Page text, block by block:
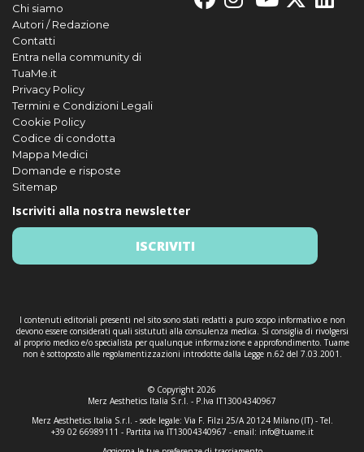
Chi siamo
Autori / Redazione
Contatti
Entra nella community di
TuaMe.it
Privacy Policy
Termini e Condizioni Legali
Cookie Policy
Codice di condotta
Mappa Medici
Domande e risposte
Sitemap
Iscriviti alla nostra newsletter
ISCRIVITI
I contenuti editoriali presenti nel sito sono stati redatti a puro scopo informativo e non
devono essere considerati quali sistututi alla consulenza medica. Si consiglia di rivolgersi
al proprio medico e/o specialista per qualunque informazione e approfondimento. Tuame
non è sottoposto alle regolamentizzazioni introdotte dalla Legge n.62 del 7.03.2001.
© Copyright 2026
Merz Aesthetics Italia S.r.l. - P.Iva IT13004340967
Merz Aesthetics Italia S.r.l. - sede legale: Via F. Filzi 25/A 20124 Milano (IT) - Tel.
+39 02 66989111 - Partita iva IT13004340967 - email: info@tuame.it